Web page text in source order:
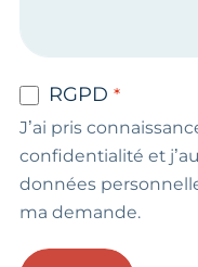
RGPD
J’ai pris
confidentialité et
données
ma demande.